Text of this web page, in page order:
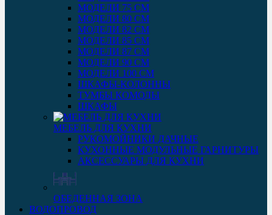
МОДЕЛИ 75 СМ
МОДЕЛИ 80 СМ
МОДЕЛИ 82 СМ
МОДЕЛИ 85 СМ
МОДЕЛИ 87 СМ
МОДЕЛИ 90 СМ
МОДЕЛИ 100 СМ
ШКАФЫ-КОЛОННЫ
ТУМБЫ КОМОДЫ
ШКАФЫ
МЕБЕЛЬ ДЛЯ КУХНИ
РУКОМОЙНИКИ ДАЧНЫЕ
КУХОННЫЕ МОДУЛЬНЫЕ ГАРНИТУРЫ
АКСЕССУАРЫ ДЛЯ КУХНИ
ОБЕДЕННАЯ ЗОНА
ВОДОПРОВОД